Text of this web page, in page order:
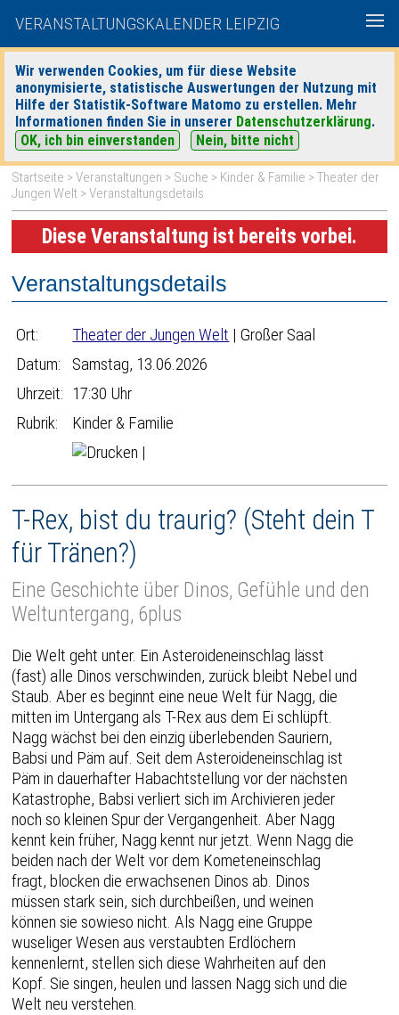
VERANSTALTUNGSKALENDER LEIPZIG
Wir verwenden Cookies, um für diese Website
anonymisierte, statistische Auswertungen der Nutzung mit
Hilfe der Statistik-Software Matomo zu erstellen. Mehr
Informationen finden Sie in unserer Datenschutzerklärung.
OK, ich bin einverstanden
Nein, bitte nicht
heute|morgen| Detaillierte Suche
Startseite >Veranstaltungen > Suche > Kinder & Familie >Theater der
Jungen Welt > Veranstaltungsdetails
Diese Veranstaltung ist bereits vorbei.
Veranstaltungsdetails
Ort: Theater der Jungen Welt | Großer Saal
Datum:
Samstag, 13.06.2026
Uhrzeit: 17:30 Uhr
Rubrik:
Kinder & Familie
|
T-Rex, bist du traurig? (Steht dein T
für Tränen?)
Eine Geschichte über Dinos, Gefühle und den
Weltuntergang, 6plus
Die Welt geht unter. Ein Asteroideneinschlag lässt
(fast) alle Dinos verschwinden, zurück bleibt Nebel und
Staub. Aber es beginnt eine neue Welt für Nagg, die
mitten im Untergang als T-Rex aus dem Ei schlüpft.
Nagg wächst bei den einzig überlebenden Sauriern,
Babsi und Päm auf. Seit dem Asteroideneinschlag ist
Päm in dauerhafter Habachtstellung vor der nächsten
Katastrophe, Babsi verliert sich im Archivieren jeder
noch so kleinen Spur der Vergangenheit. Aber Nagg
kennt kein früher, Nagg kennt nur jetzt. Wenn Nagg die
beiden nach der Welt vor dem Kometeneinschlag
fragt, blocken die erwachsenen Dinos ab. Dinos
müssen stark sein, sich durchbeißen, und weinen
können sie sowieso nicht. Als Nagg eine Gruppe
wuseliger Wesen aus verstaubten Erdlöchern
kennenlernt, stellen sich diese Wahrheiten auf den
Kopf. Sie singen, heulen und lassen Nagg sich und die
Welt neu verstehen.